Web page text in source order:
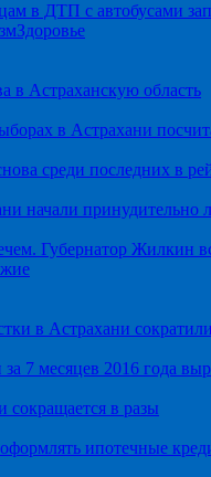
в ДТП с автобусами
Здоровье
в Астраханскую область
в Астрахани
среди последних в
начали принудительно
Губернатор Жилкин
в Астрахани
7 месяцев 2016 года
сокращается в разы
ипотечные